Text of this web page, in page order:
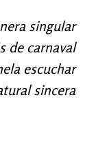
singular
de carnaval
escuchar
sincera